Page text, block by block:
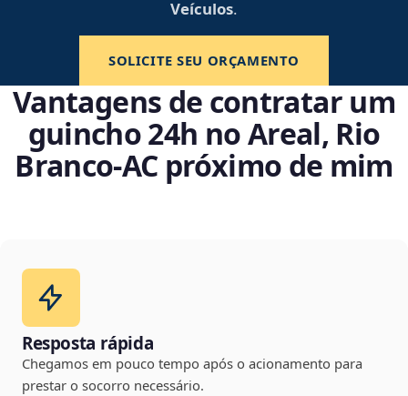
Veículos.
SOLICITE SEU ORÇAMENTO
Vantagens de contratar um
guincho 24h no Areal, Rio
Branco‑AC próximo de mim
Resposta rápida
Chegamos em pouco tempo após o acionamento para
prestar o socorro necessário.